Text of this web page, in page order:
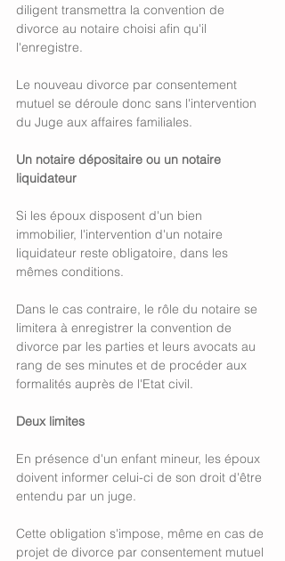
diligent transmettra la convention de
divorce au notaire choisi afin qu'il
l'enregistre.
Le nouveau divorce par consentement
mutuel se déroule donc sans l'intervention
du Juge aux affaires familiales.
Un notaire dépositaire ou un notaire
liquidateur
Si les époux disposent d'un bien
immobilier, l'intervention d'un notaire
liquidateur reste obligatoire, dans les
mêmes conditions.
Dans le cas contraire, le rôle du notaire se
limitera à enregistrer la convention de
divorce par les parties et leurs avocats au
rang de ses minutes et de procéder aux
formalités auprès de l'Etat civil.
Deux limites
En présence d'un enfant mineur, les époux
doivent informer celui-ci de son droit d'être
entendu par un juge.
Cette obligation s'impose, même en cas de
projet de divorce par consentement mutuel